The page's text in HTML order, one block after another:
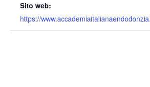
Sito web:
https://